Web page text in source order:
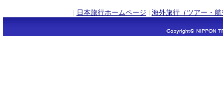
| 日本旅行ホームページ | 海外旅行（ツアー・航